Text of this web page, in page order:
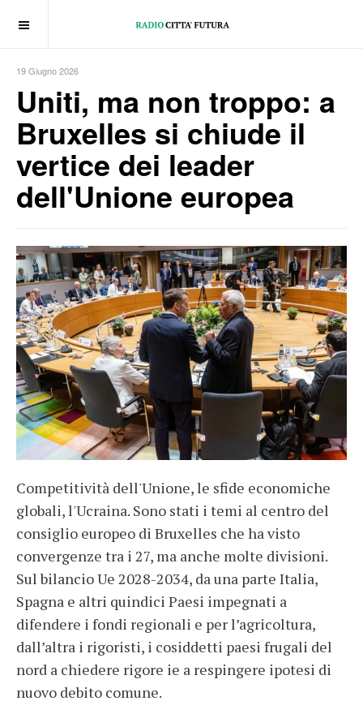
19 Giugno 2026
Uniti, ma non troppo: a
Bruxelles si chiude il
vertice dei leader
dell'Unione europea
Competitività dell'Unione, le sfide economiche
globali, l'Ucraina. Sono stati i temi al centro del
consiglio europeo di Bruxelles che ha visto
convergenze tra i 27, ma anche molte divisioni.
Sul bilancio Ue 2028-2034, da una parte Italia,
Spagna e altri quindici Paesi impegnati a
difendere i fondi regionali e per l’agricoltura,
dall’altra i rigoristi, i cosiddetti paesi frugali del
nord a chiedere rigore ie a respingere ipotesi di
nuovo debito comune.